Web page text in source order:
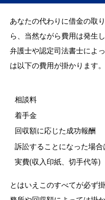
あなたの代わりに借金の取
ら、当然ながら費用は発生
弁護士や認定司法書士によ
は以下の費用が掛かります。
相談料
着手金
回収額に応じた成功報酬
訴訟することになった場合
実費(収入印紙、切手代等)
とはいえこのすべてが必ず